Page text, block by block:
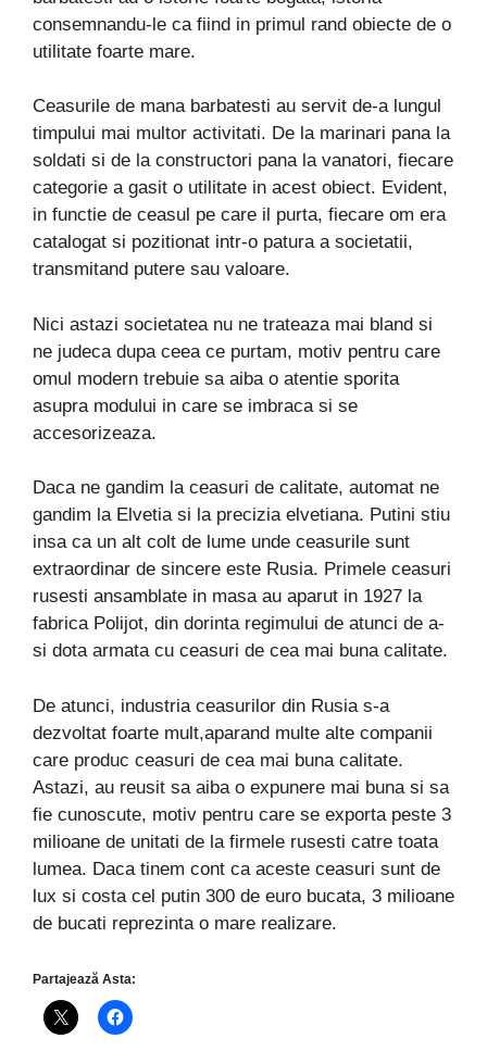
consemnandu-le ca fiind in primul rand obiecte de o
utilitate foarte mare.
Ceasurile de mana barbatesti au servit de-a lungul
timpului mai multor activitati. De la marinari pana la
soldati si de la constructori pana la vanatori, fiecare
categorie a gasit o utilitate in acest obiect. Evident,
in functie de ceasul pe care il purta, fiecare om era
catalogat si pozitionat intr-o patura a societatii,
transmitand putere sau valoare.
Nici astazi societatea nu ne trateaza mai bland si
ne judeca dupa ceea ce purtam, motiv pentru care
omul modern trebuie sa aiba o atentie sporita
asupra modului in care se imbraca si se
accesorizeaza.
Daca ne gandim la ceasuri de calitate, automat ne
gandim la Elvetia si la precizia elvetiana. Putini stiu
insa ca un alt colt de lume unde ceasurile sunt
extraordinar de sincere este Rusia. Primele ceasuri
rusesti ansamblate in masa au aparut in 1927 la
fabrica Polijot, din dorinta regimului de atunci de a-
si dota armata cu ceasuri de cea mai buna calitate.
De atunci, industria ceasurilor din Rusia s-a
dezvoltat foarte mult,aparand multe alte companii
care produc ceasuri de cea mai buna calitate.
Astazi, au reusit sa aiba o expunere mai buna si sa
fie cunoscute, motiv pentru care se exporta peste 3
milioane de unitati de la firmele rusesti catre toata
lumea. Daca tinem cont ca aceste ceasuri sunt de
lux si costa cel putin 300 de euro bucata, 3 milioane
de bucati reprezinta o mare realizare.
Partajează Asta: